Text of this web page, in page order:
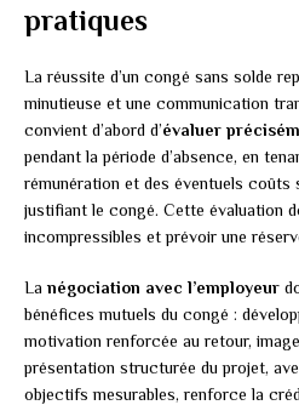
pratiques
La réussite d’un congé sans solde
minutieuse et une communication
convient d’abord d’évaluer
pendant la période d’absence, en
rémunération et des éventuels coûts
justifiant le congé. Cette évaluation
incompressibles et prévoir une
La négociation avec l’employeur
bénéfices mutuels du congé :
motivation renforcée au retour,
présentation structurée du projet,
objectifs mesurables, renforce la